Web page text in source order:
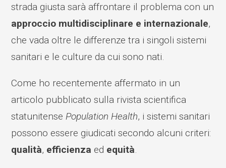
strada giusta sarà affrontare il problema con un
approccio multidisciplinare e internazionale,
che vada oltre le differenze tra i singoli sistemi
sanitari e le culture da cui sono nati.
Come ho recentemente affermato in un
articolo pubblicato sulla rivista scientifica
statunitensePopulation Health, i sistemi sanitari
possono essere giudicati secondo alcuni criteri:
qualità, efficienza ed equità.